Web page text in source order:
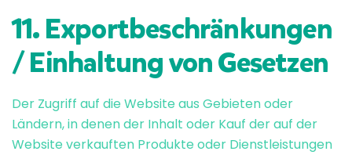
11. Exportbeschränkungen
/ Einhaltung von Gesetzen
Der Zugriff auf die Website aus Gebieten oder
Ländern, in denen der Inhalt oder Kauf der auf der
Website verkauften Produkte oder Dienstleistungen